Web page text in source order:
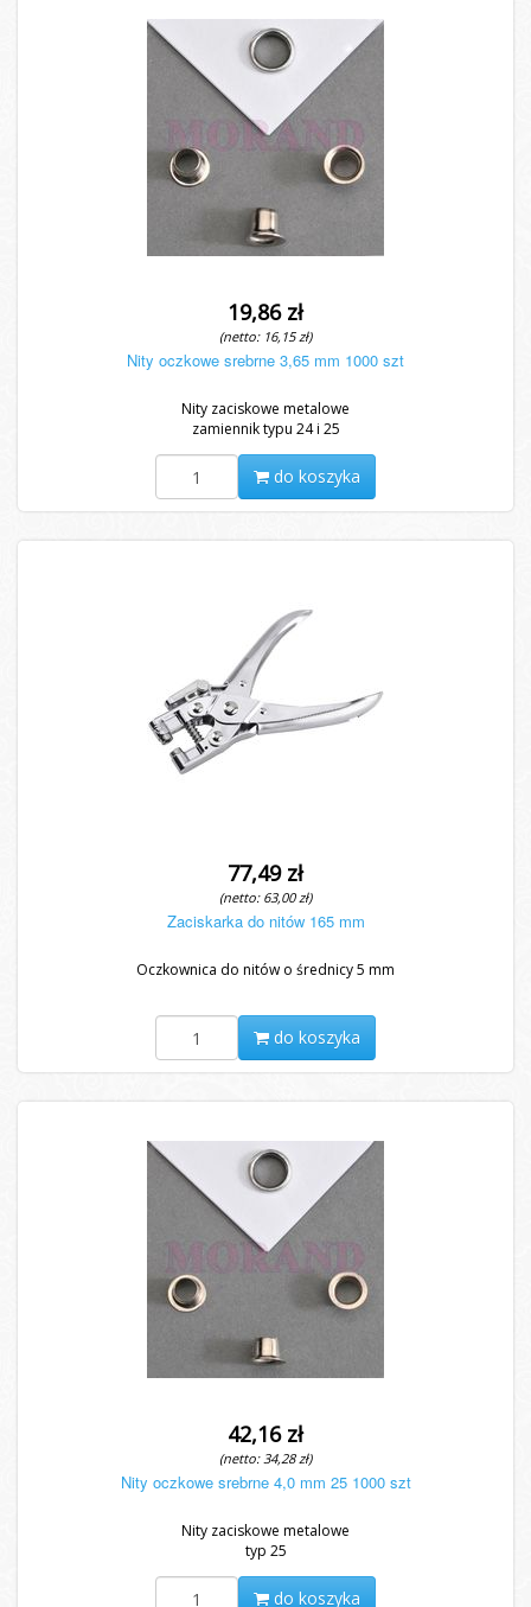
19,86 zł
(netto: 16,15 zł)
Nity oczkowe srebrne 3,65 mm 1000 szt
Nity zaciskowe metalowe
zamiennik typu 24 i 25
do koszyka
77,49 zł
(netto: 63,00 zł)
Zaciskarka do nitów 165 mm
Oczkownica do nitów o średnicy 5 mm
do koszyka
42,16 zł
(netto: 34,28 zł)
Nity oczkowe srebrne 4,0 mm 25 1000 szt
Nity zaciskowe metalowe
typ 25
do koszyka